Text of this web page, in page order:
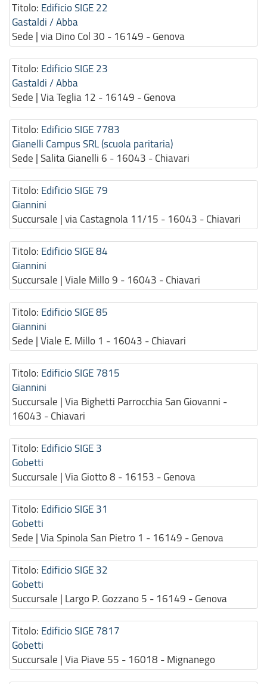
Titolo: Edificio SIGE 22
Gastaldi / Abba
Sede | via Dino Col 30 - 16149 - Genova
Titolo: Edificio SIGE 23
Gastaldi / Abba
Sede | Via Teglia 12 - 16149 - Genova
Titolo: Edificio SIGE 7783
Gianelli Campus SRL (scuola paritaria)
Sede | Salita Gianelli 6 - 16043 - Chiavari
Titolo: Edificio SIGE 79
Giannini
Succursale | via Castagnola 11/15 - 16043 - Chiavari
Titolo: Edificio SIGE 84
Giannini
Succursale | Viale Millo 9 - 16043 - Chiavari
Titolo: Edificio SIGE 85
Giannini
Sede | Viale E. Millo 1 - 16043 - Chiavari
Titolo: Edificio SIGE 7815
Giannini
Succursale | Via Bighetti Parrocchia San Giovanni -
16043 - Chiavari
Titolo: Edificio SIGE 3
Gobetti
Succursale | Via Giotto 8 - 16153 - Genova
Titolo: Edificio SIGE 31
Gobetti
Sede | Via Spinola San Pietro 1 - 16149 - Genova
Titolo: Edificio SIGE 32
Gobetti
Succursale | Largo P. Gozzano 5 - 16149 - Genova
Titolo: Edificio SIGE 7817
Gobetti
Succursale | Via Piave 55 - 16018 - Mignanego